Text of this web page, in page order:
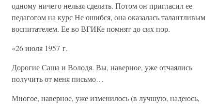
одному ничего нельзя сделать. Потом он пригласил ее
педагогом на курс Не ошибся, она оказалась талантливым
воспитателем. Ее во ВГИКе помнят до сих пор.
«26 июля 1957 г.
Дорогие Саша и Володя. Вы, наверное, уже отчаялись
получить от меня письмо…
Многое, наверное, уже изменилось (в лучшую, надеюсь,